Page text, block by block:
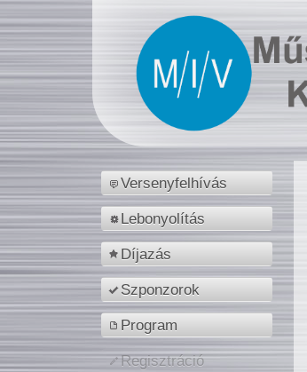
Versenyfelhívás
Lebonyolítás
Díjazás
Szponzorok
Program
Regisztráció